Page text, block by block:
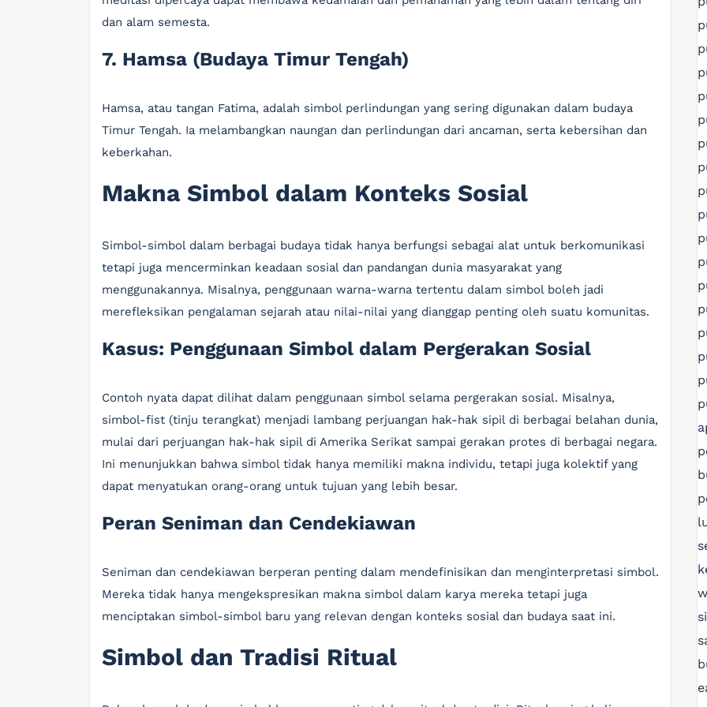
dan alam semesta.
7. Hamsa (Budaya Timur Tengah)
Hamsa, atau tangan Fatima, adalah simbol perlindungan yang sering digunakan dalam budaya
Timur Tengah. Ia melambangkan naungan dan perlindungan dari ancaman, serta kebersihan dan
keberkahan.
Makna Simbol dalam Konteks Sosial
Simbol-simbol dalam berbagai budaya tidak hanya berfungsi sebagai alat untuk berkomunikasi
tetapi juga mencerminkan keadaan sosial dan pandangan dunia masyarakat yang
menggunakannya. Misalnya, penggunaan warna-warna tertentu dalam simbol boleh jadi
merefleksikan pengalaman sejarah atau nilai-nilai yang dianggap penting oleh suatu komunitas.
Kasus: Penggunaan Simbol dalam Pergerakan Sosial
Contoh nyata dapat dilihat dalam penggunaan simbol selama pergerakan sosial. Misalnya,
simbol-fist (tinju terangkat) menjadi lambang perjuangan hak-hak sipil di berbagai belahan dunia,
mulai dari perjuangan hak-hak sipil di Amerika Serikat sampai gerakan protes di berbagai negara.
Ini menunjukkan bahwa simbol tidak hanya memiliki makna individu, tetapi juga kolektif yang
dapat menyatukan orang-orang untuk tujuan yang lebih besar.
Peran Seniman dan Cendekiawan
Seniman dan cendekiawan berperan penting dalam mendefinisikan dan menginterpretasi simbol.
Mereka tidak hanya mengekspresikan makna simbol dalam karya mereka tetapi juga
menciptakan simbol-simbol baru yang relevan dengan konteks sosial dan budaya saat ini.
Simbol dan Tradisi Ritual